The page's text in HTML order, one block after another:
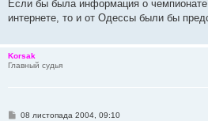
д
е
н
Если бы была информация о
интернете, то и от Одессы были бы
Korsak
Главный судья
П08 листопада 2004, 09:10